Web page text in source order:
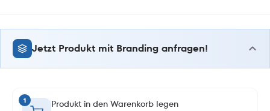
Jetzt Produkt mit Branding anfragen!
1 Produkt in den Warenkorb legen